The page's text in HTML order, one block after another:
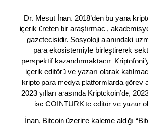
Dr. Mesut İnan, 2018’den bu yana
içerik üreten bir araştırmacı,
gazetecisidir. Sosyoloji alanındaki
para ekosistemiyle birleştirerek
perspektif kazandırmaktadır.
içerik editörü ve yazarı olarak
kripto para medya platformlarda görev
2023 yılları arasında Kriptokoin’de,
ise COINTURK’te editör ve yazar
İnan, Bitcoin üzerine kaleme aldığı